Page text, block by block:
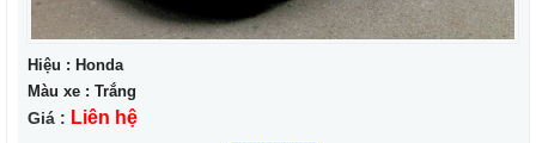
Hiệu : Honda
Màu xe : Trắng
Giá : Liên hệ